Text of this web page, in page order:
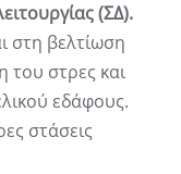
(ΣΔ).
στη βελτίωση
του στρες και
εδάφους.
στάσεις